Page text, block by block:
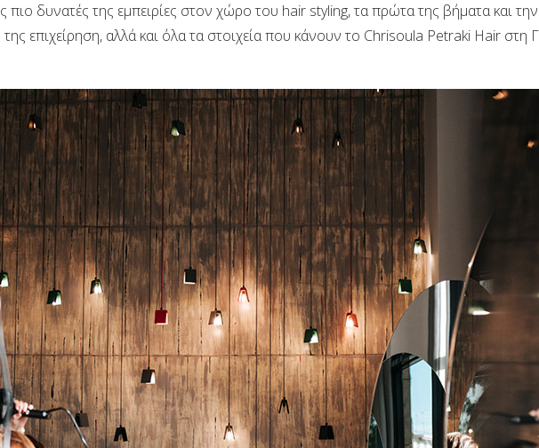
πιο δυνατές της εμπειρίες στον χώρο του hair styling, τα πρώτα της βήματα και
της επιχείρηση, αλλά και όλα τα στοιχεία που κάνουν το Chrisoula Petraki Ηair στη